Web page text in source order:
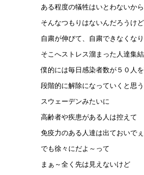
ある程度の犠牲はいとわないか
そんなつもりはないんだろうけど
自粛が伸びて、自粛できなくなり
そこへストレス溜まった人達集結
僕的には毎日感染者数が５０人
段階的に解除になっていくと思
スウェーデンみたいに
高齢者や疾患がある人は控えて
免疫力のある人達は出ておいでぇ
でも徐々にだよ～って
まぁ～全く先は見えないけど